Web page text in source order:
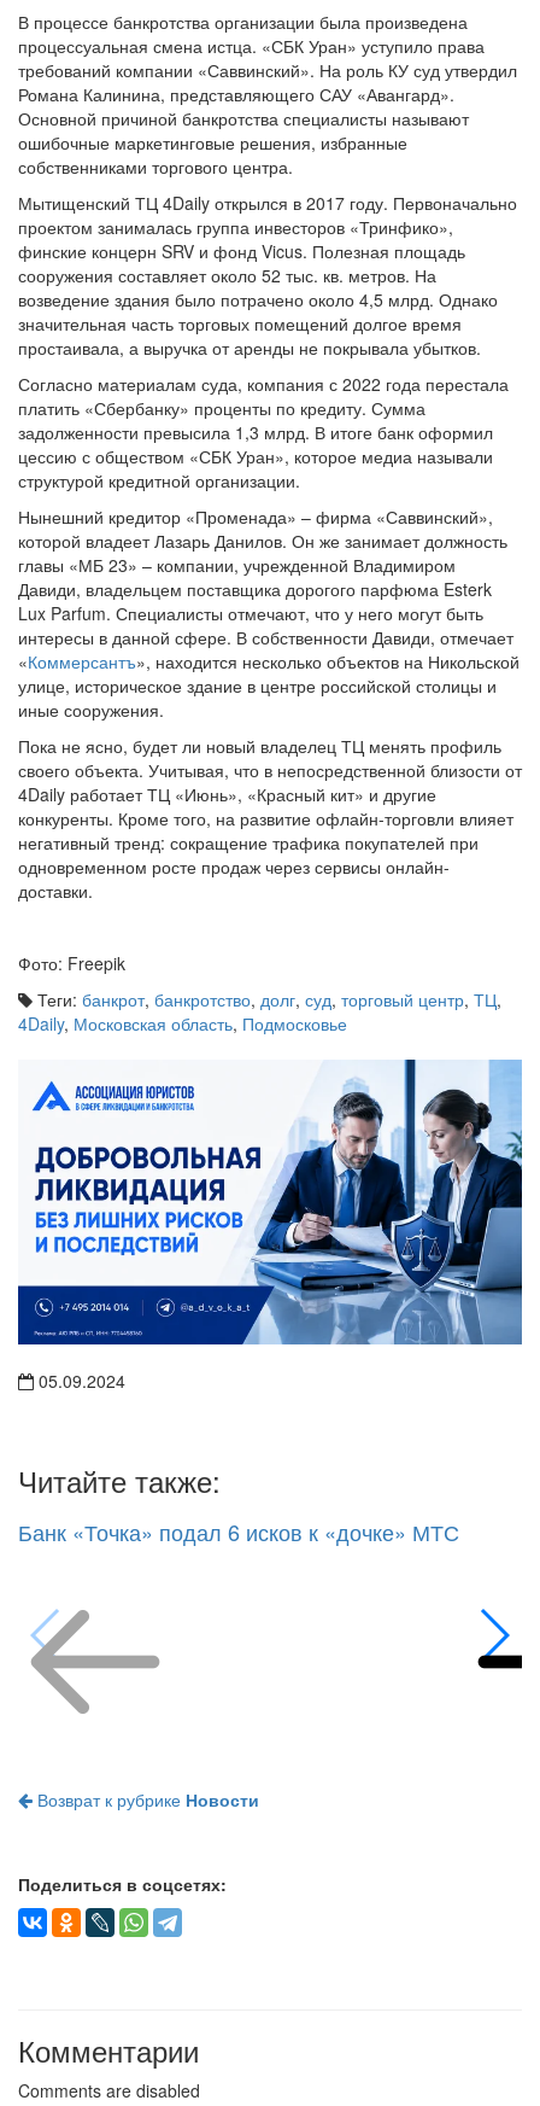
В процессе банкротства организации была произведена
процессуальная смена истца. «СБК Уран» уступило права
требований компании «Саввинский». На роль КУ суд утвердил
Романа Калинина, представляющего САУ «Авангард».
Основной причиной банкротства специалисты называют
ошибочные маркетинговые решения, избранные
собственниками торгового центра.
Мытищенский ТЦ 4Daily открылся в 2017 году. Первоначально
проектом занималась группа инвесторов «Тринфико»,
финские концерн SRV и фонд Vicus. Полезная площадь
сооружения составляет около 52 тыс. кв. метров. На
возведение здания было потрачено около 4,5 млрд. Однако
значительная часть торговых помещений долгое время
Согласно материалам суда, компания с 2022 года перестала
платить «Сбербанку» проценты по кредиту. Сумма
задолженности превысила 1,3 млрд. В итоге банк оформил
цессию с обществом «СБК Уран», которое медиа называли
Нынешний кредитор «Променада» – фирма «Саввинский»,
которой владеет Лазарь Данилов. Он же занимает должность
главы «МБ 23» – компании, учрежденной Владимиром
Давиди, владельцем поставщика дорогого парфюма Esterk
Lux Parfum. Специалисты отмечают, что у него могут быть
интересы в данной сфере. В собственности Давиди, отмечает
«Коммерсантъ», находится несколько объектов на Никольской
улице, историческое здание в центре российской столицы и
Пока не ясно, будет ли новый владелец ТЦ менять профиль
своего объекта. Учитывая, что в непосредственной близости от
4Daily работает ТЦ «Июнь», «Красный кит» и другие
конкуренты. Кроме того, на развитие офлайн-торговли влияет
негативный тренд: сокращение трафика покупателей при
одновременном росте продаж через сервисы онлайн-
Фото: Freepik
Теги:банкрот,банкротство,долг,суд,торговый центр
Читайте также:
Банк «Точка» подал 6 исков к «дочке» МТС
Поделиться в соцсетях:
Комментарии